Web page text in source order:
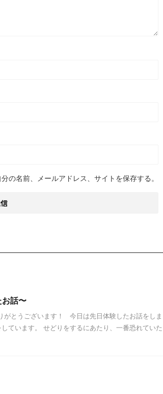
の名前、メールアドレス、サイトを保存する。
話〜
がとうございます！ 今日は先日体験したお話をしま
ています。 せどりをするにあたり、一番恐れていた